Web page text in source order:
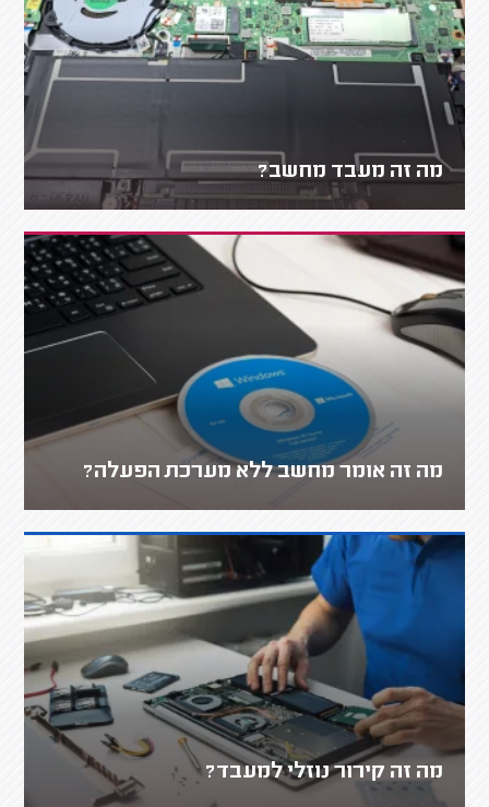
מה זה מעבד מחשב?
מה זה אומר מחשב ללא מערכת הפעלה?
מה זה קירור נוזלי למעבד?